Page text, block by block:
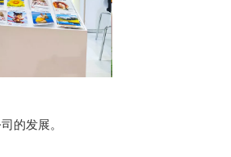
的发展。